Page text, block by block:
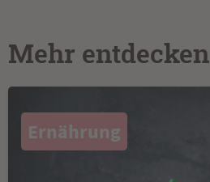
Mehr entdecken
Ernährung